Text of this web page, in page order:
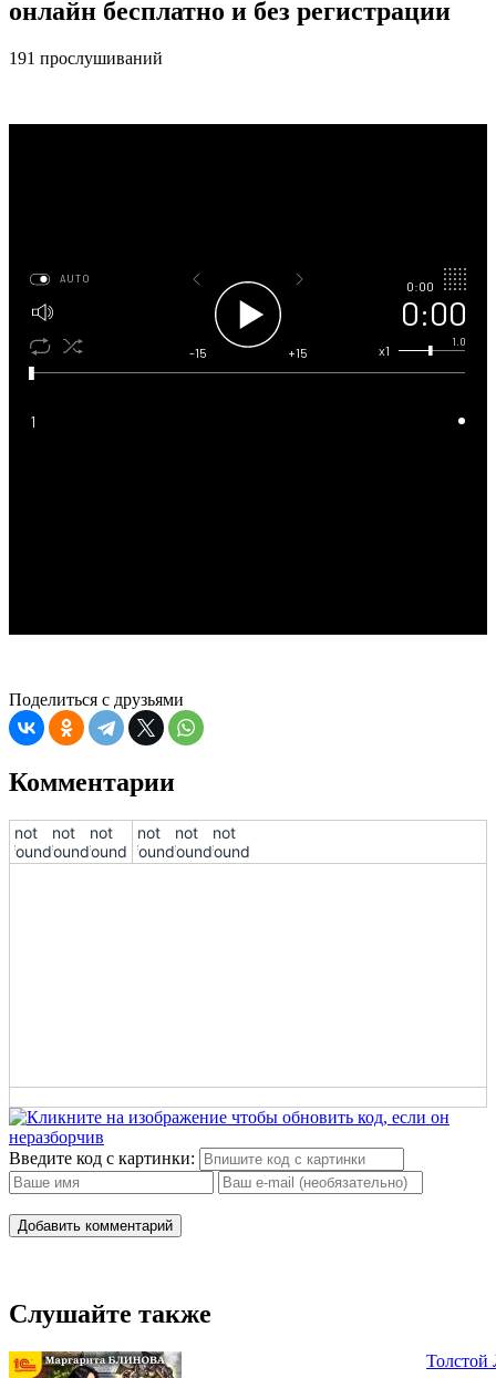
онлайн бесплатно и без регистрации
191 прослушиваний
0:00
0:00
1.0
x1
-15 +15
AUTO
1
Поделиться с друзьями
Комментарии
!not
found!
!not
found!
!not
found!
!not
found!
!not
found!
!not
found!
Введите код с картинки:
Добавить комментарий
Слушайте также
Толстой